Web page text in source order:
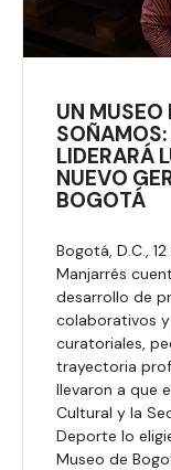
UN MUSEO
LIDERARÁ
NUEVO
BOGOTÁ
Bogotá, D.C.,
Manjarrés
desarrollo de
colaborativos
curatoriales,
trayectoria
llevaron a que
Cultural y la
Deporte lo
Museo de